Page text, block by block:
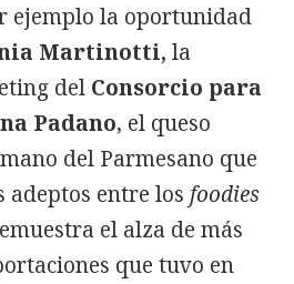
ejemplo la oportunidad
Martinotti, la
del Consorcio para
Padano, el queso
del Parmesano que
adeptos entre los foodies
el alza de más
que tuvo en